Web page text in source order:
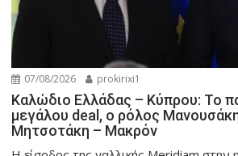
07/08/2026 prokirixi1
Καλώδιο Ελλάδας – Κύπρου: Το
μεγάλου deal, ο ρόλος
Μητσοτάκη – Μακρόν